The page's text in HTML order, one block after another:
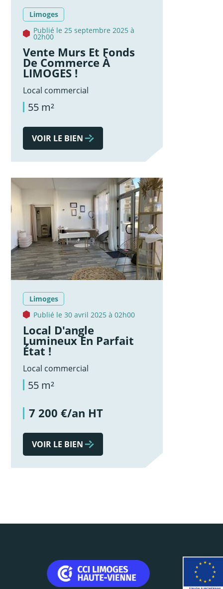
Limoges
Publié le 25 septembre 2025 à
02h00
Vente Murs Et Fonds
De Commerce À
LIMOGES !
Local commercial
55 m²
VOIR LE BIEN
Limoges
Publié le 30 avril 2025 à 02h00
Local D'angle
Lumineux En Parfait
État !
Local commercial
55 m²
7 200 €/an HT
VOIR LE BIEN